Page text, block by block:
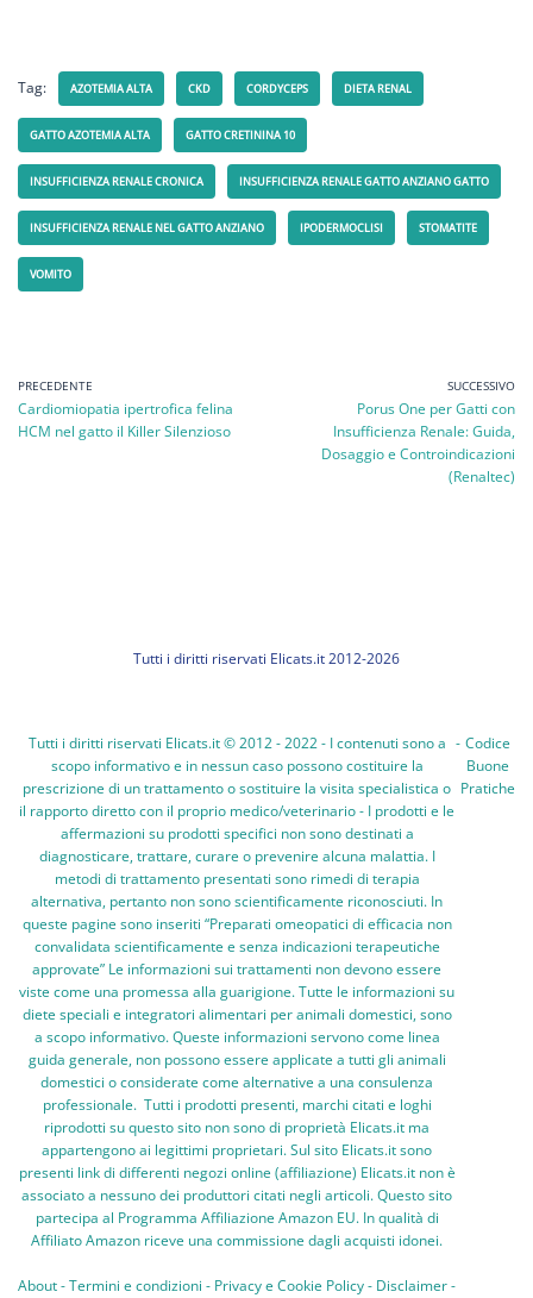
Tag: AZOTEMIA ALTA CKD CORDYCEPS DIETA RENAL
GATTO AZOTEMIA ALTA GATTO CRETININA 10
INSUFFICIENZA RENALE CRONICA INSUFFICIENZA RENALE GATTO ANZIANO GATTO
INSUFFICIENZA RENALE NEL GATTO ANZIANO IPODERMOCLISI STOMATITE
VOMITO
PRECEDENTE
Cardiomiopatia ipertrofica felina
HCM nel gatto il Killer Silenzioso
SUCCESSIVO
Porus One per Gatti con
Insufficienza Renale: Guida,
Dosaggio e Controindicazioni
(Renaltec)
Tutti i diritti riservati Elicats.it 2012-2026
Tutti i diritti riservati Elicats.it © 2012 - 2022 - I contenuti sono a
scopo informativo e in nessun caso possono costituire la
prescrizione di un trattamento o sostituire la visita specialistica o
il rapporto diretto con il proprio medico/veterinario - I prodotti e le
affermazioni su prodotti specifici non sono destinati a
diagnosticare, trattare, curare o prevenire alcuna malattia. I
metodi di trattamento presentati sono rimedi di terapia
alternativa, pertanto non sono scientificamente riconosciuti. In
queste pagine sono inseriti “Preparati omeopatici di efficacia non
convalidata scientificamente e senza indicazioni terapeutiche
approvate” Le informazioni sui trattamenti non devono essere
viste come una promessa alla guarigione. Tutte le informazioni su
diete speciali e integratori alimentari per animali domestici, sono
a scopo informativo. Queste informazioni servono come linea
guida generale, non possono essere applicate a tutti gli animali
domestici o considerate come alternative a una consulenza
professionale. Tutti i prodotti presenti, marchi citati e loghi
riprodotti su questo sito non sono di proprietà Elicats.it ma
appartengono ai legittimi proprietari. Sul sito Elicats.it sono
presenti link di differenti negozi online (affiliazione) Elicats.it non è
associato a nessuno dei produttori citati negli articoli. Questo sito
partecipa al Programma Affiliazione Amazon EU. In qualità di
Affiliato Amazon riceve una commissione dagli acquisti idonei.
About-Termini e condizioni - Privacy e Cookie Policy- Disclaimer-
- Codice
Buone
Pratiche